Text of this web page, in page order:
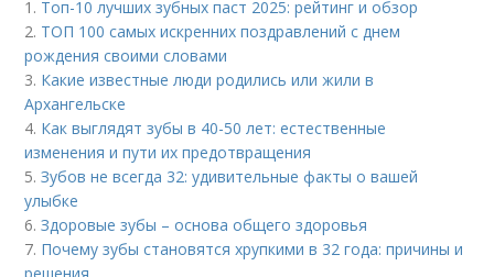
1. Топ-10 лучших зубных паст 2025: рейтинг и обзор
2. ТОП 100 самых искренних поздравлений с днем
рождения своими словами
3. Какие известные люди родились или жили в
Архангельске
4. Как выглядят зубы в 40-50 лет: естественные
изменения и пути их предотвращения
5.Зубов не всегда 32: удивительные факты о вашей
улыбке
6.Здоровые зубы – основа общего здоровья
7. Почему зубы становятся хрупкими в 32 года: причины и
решения